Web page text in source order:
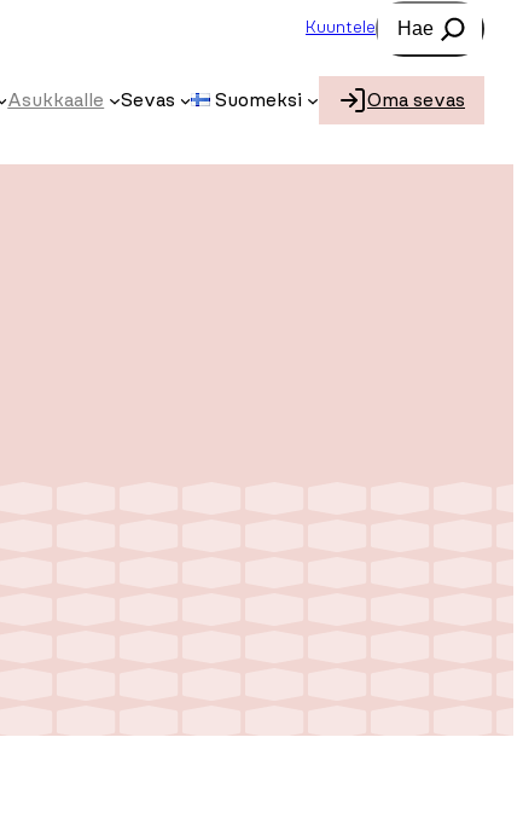
Kuuntele
Asukkaalle Sevas Suomeksi Oma sevas